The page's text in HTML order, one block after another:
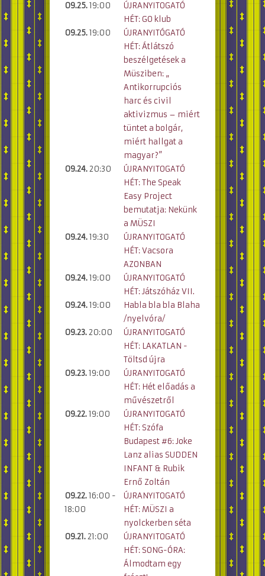
09.25.19:00
ÚJRANYITOGATÓ
HÉT: GO klub
09.25.19:00
ÚJRANYITÓGATÓ
HÉT: Átlátszó
beszélgetések a
Müsziben: „
Antikorrupciós
harc és civil
aktivizmus – miért
tüntet a bolgár,
miért hallgat a
magyar?”
09.24.20:30
ÚJRANYITOGATÓ
HÉT: The Speak
Easy Project
bemutatja: Nekünk
a MÜSZI
09.24.19:30
ÚJRANYITOGATÓ
HÉT: Vacsora
AZONBAN
09.24.19:00
ÚJRANYITOGATÓ
HÉT: Játszóház VII.
09.24.19:00
Habla bla bla Blaha
/nyelvóra/
09.23.20:00
ÚJRANYITOGATÓ
HÉT: LAKATLAN -
Töltsd újra
09.23.19:00
ÚJRANYITOGATÓ
HÉT: Hét előadás a
művészetről
09.22.19:00
ÚJRANYITOGATÓ
HÉT: Szófa
Budapest #6: Joke
Lanz alias SUDDEN
INFANT & Rubik
Ernő Zoltán
09.22.16:00 -
18:00
ÚJRANYITOGATÓ
HÉT: MÜSZI a
nyolckerben séta
09.21.21:00
ÚJRANYITOGATÓ
HÉT: SONG-ÓRA:
Álmodtam egy